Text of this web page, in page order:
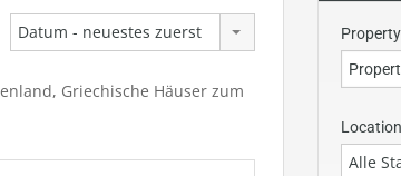
Datum - neuestes zuerst
Griechische Häuser zum
Location
Alle